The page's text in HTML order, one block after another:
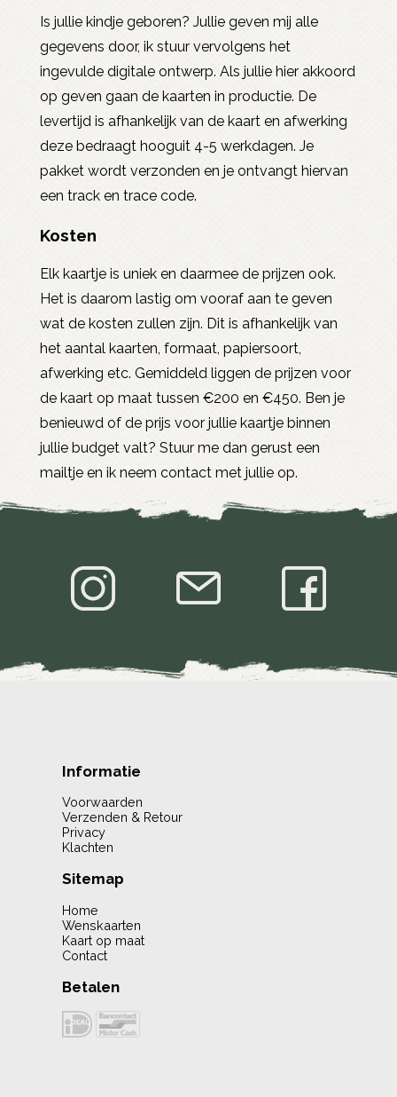
Is jullie kindje geboren? Jullie geven mij alle
gegevens door, ik stuur vervolgens het
ingevulde digitale ontwerp. Als jullie hier akkoord
op geven gaan de kaarten in productie. De
levertijd is afhankelijk van de kaart en afwerking
deze bedraagt hooguit 4-5 werkdagen. Je
pakket wordt verzonden en je ontvangt hiervan
een track en trace code.
Kosten
Elk kaartje is uniek en daarmee de prijzen ook.
Het is daarom lastig om vooraf aan te geven
wat de kosten zullen zijn. Dit is afhankelijk van
het aantal kaarten, formaat, papiersoort,
afwerking etc. Gemiddeld liggen de prijzen voor
de kaart op maat tussen €200 en €450. Ben je
benieuwd of de prijs voor jullie kaartje binnen
jullie budget valt? Stuur me dan gerust een
mailtje en ik neem contact met jullie op.
Informatie
Voorwaarden
Verzenden & Retour
Privacy
Klachten
Sitemap
Home
Wenskaarten
Kaart op maat
Contact
Betalen